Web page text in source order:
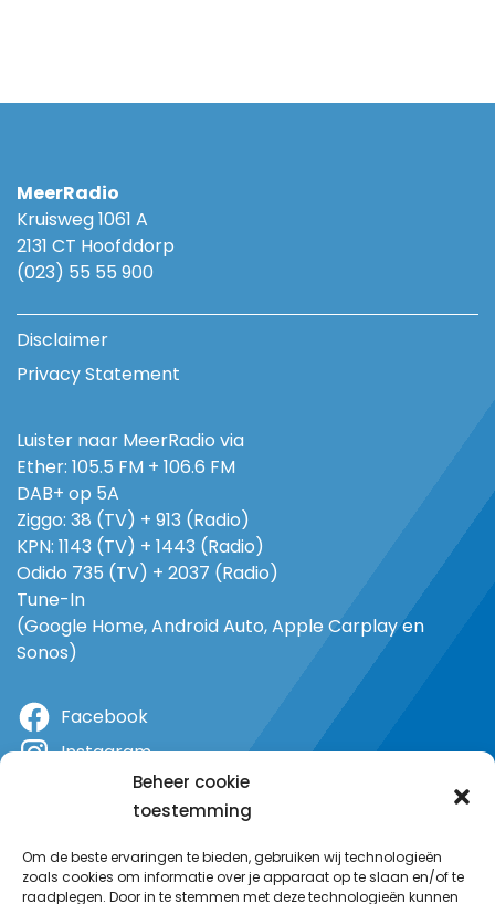
Beheer cookie
toestemming
Om de beste ervaringen te bieden, gebruiken wij technologieën
zoals cookies om informatie over je apparaat op te slaan en/of te
raadplegen. Door in te stemmen met deze technologieën kunnen
MeerRadio
Kruisweg 1061 A
2131 CT Hoofddorp
(023) 55 55 900
Disclaimer
Privacy Statement
Luister naar MeerRadio via
Ether: 105.5 FM + 106.6 FM
DAB+ op 5A
Ziggo: 38 (TV) + 913 (Radio)
KPN: 1143 (TV) + 1443 (Radio)
Odido 735 (TV) + 2037 (Radio)
Tune-In
(Google Home, Android Auto, Apple Carplay en
Sonos)
Facebook
Instagram
YouTube